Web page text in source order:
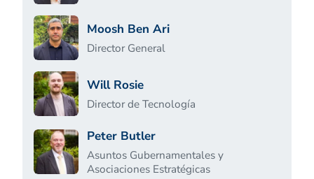
Moosh Ben Ari
Director General
Will Rosie
Director de Tecnología
Peter Butler
Asuntos Gubernamentales y
Asociaciones Estratégicas